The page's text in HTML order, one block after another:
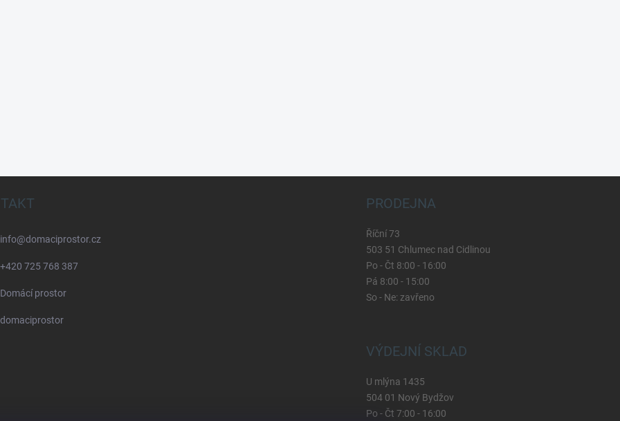
info@domaciprostor.cz
+420 725 768 387
Domácí prostor
domaciprostor
PRODEJNA
Říční 73
503 51 Chlumec nad Cidlinou
Po - Čt 8:00 - 16:00
Pá 8:00 - 15:00
So - Ne: zavřeno
VÝDEJNÍ SKLAD
U mlýna 1435
504 01 Nový Bydžov
Po - Čt 7:00 - 16:00